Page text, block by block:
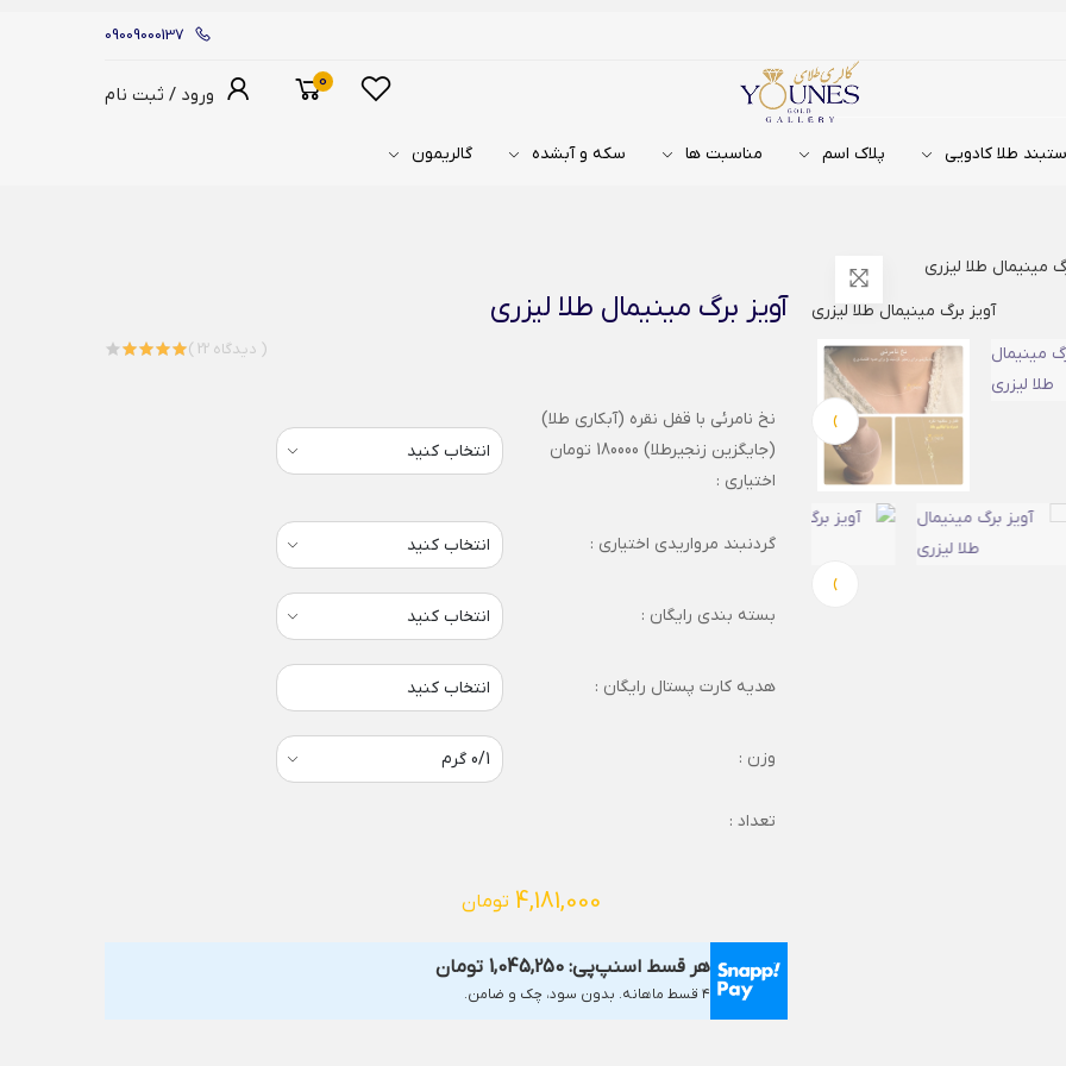
09009000137
ورود / ثبت نام
0
طلا کادویی پلاک اسم مناسبت ها سکه و آبشده گالریمون
مینیمال طلا لیزری
›
›
آویز برگ مینیمال طلا لیزری
( 22 دیدگاه )
نخ نامرئی با قفل نقره (آبکاری طلا)
(جایگزین زنجیرطلا) 180000 تومان
اختیاری :
گردنبند مرواریدی اختیاری :
بسته بندی رایگان :
هدیه کارت پستال رایگان : انتخاب کنید
وزن :
تعداد :
4,181,000 تومان
هر قسط اسنپ‌پی: 1,045,250 تومان
۴ قسط ماهانه. بدون سود، چک و ضامن.